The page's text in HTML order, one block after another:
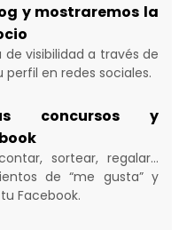
y mostraremos la
visibilidad a través de
en redes sociales.
concursos y
sortear, regalar…
de “me gusta” y
Facebook.